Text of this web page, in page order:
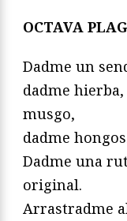
OCTAVA
Dadme un
dadme
musgo,
dadme
Dadme una
original.
Arrastradme